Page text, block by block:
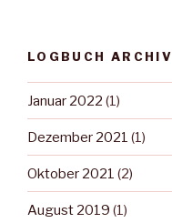
LOGBUCH ARCHIV
Januar 2022 (1)
Dezember 2021 (1)
Oktober 2021 (2)
August 2019 (1)